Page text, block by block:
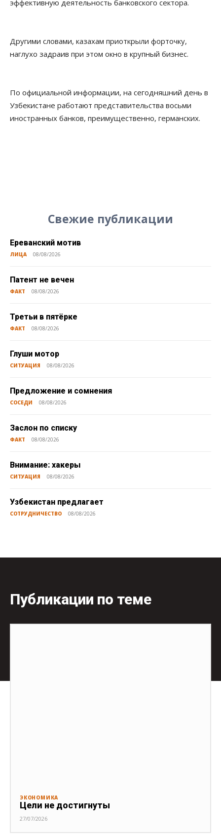
эффективную деятельность банковского сектора.
Другими словами, казахам приоткрыли форточку,
наглухо задраив при этом окно в крупный бизнес.
По официальной информации, на сегодняшний день в
Узбекистане работают представительства восьми
иностранных банков, преимущественно, германских.
Свежие публикации
Ереванский мотив
ЛИЦА 08/08/2026
Патент не вечен
ФАКТ 08/08/2026
Третьи в пятёрке
ФАКТ 08/08/2026
Глуши мотор
СИТУАЦИЯ 08/08/2026
Предложение и сомнения
СОСЕДИ 08/08/2026
Заслон по списку
ФАКТ 08/08/2026
Внимание: хакеры
СИТУАЦИЯ 08/08/2026
Узбекистан предлагает
СОТРУДНИЧЕСТВО 08/08/2026
Публикации по теме
ЭКОНОМИКА
Цели не достигнуты
27/07/2026